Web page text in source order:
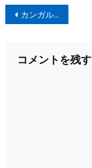
投
稿
ビ
カンガルージャーキー
コメントを残す